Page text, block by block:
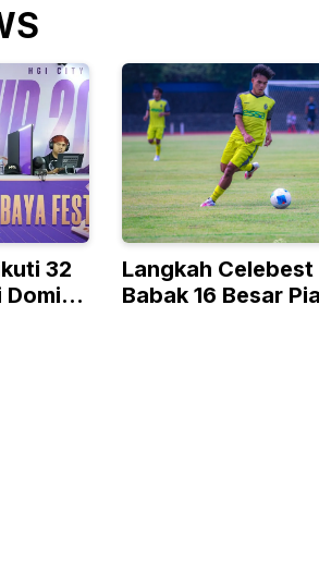
32
Langkah
Babak 16 Besar